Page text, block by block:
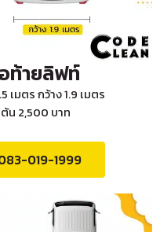
ท้ายลิฟท์
เมตร กว้าง 1.9 เมตร
ต้น 2,500 บาท
019-1999